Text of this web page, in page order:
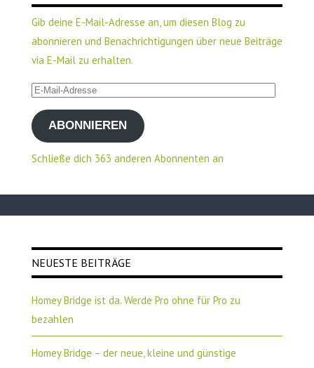
Gib deine E-Mail-Adresse an, um diesen Blog zu
abonnieren und Benachrichtigungen über neue Beiträge
via E-Mail zu erhalten.
E-
Mail-
AdresseABONNIEREN
Schließe dich 363 anderen Abonnenten an
NEUESTE BEITRÄGE
Homey Bridge ist da. Werde Pro ohne für Pro zu
bezahlen
Homey Bridge – der neue, kleine und günstige